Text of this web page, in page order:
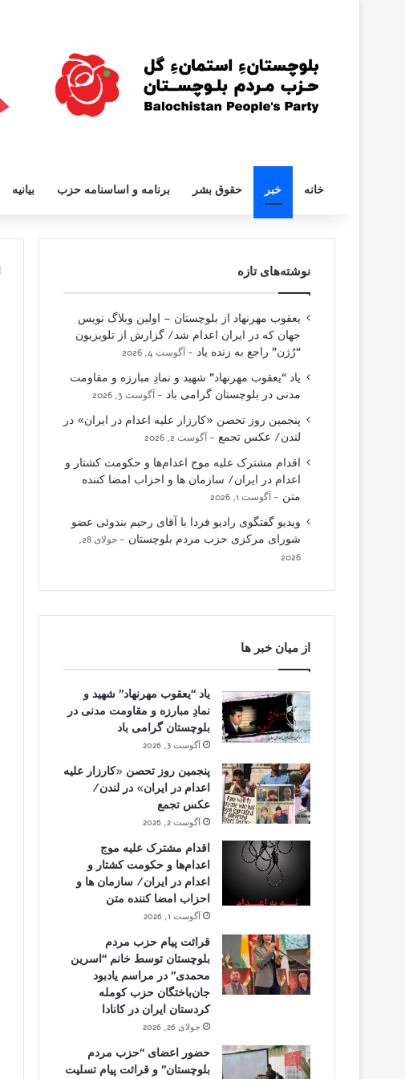
خانه خبر حقوق بشر برنامه و اساسنامه حزب بیانیه
نوشته‌های تازه
یعقوب مهرنهاد از بلوچستان – اولین وبلاگ نویس
جهان که در ایران اعدام شد/ گزارش از تلویزیون
“رُژن” راجع به زنده یاد
آگوست 4, 2026
یاد “یعقوب مهرنهاد” شهید و نمادِ مبارزه و مقاومت
مدنی در بلوچستان گرامی باد
آگوست 3, 2026
پنجمین روز تحصن «کارزار علیه اعدام در ایران» در
لندن/ عکس تجمع
آگوست 2, 2026
اقدام مشترک علیه موج اعدام‌ها و حکومت کشتار و
اعدام در ایران/ سازمان ها و احزاب امضا کننده
متن
آگوست 1, 2026
ویدیو گفتگوی رادیو فردا با آقای رحیم بندوئی عضو
شورای مرکزی حزب مردم بلوچستان
جولای 28,
2026
از میان خبر ها
یاد “یعقوب مهرنهاد” شهید و
نمادِ مبارزه و مقاومت مدنی در
بلوچستان گرامی باد
آگوست 3, 2026
پنجمین روز تحصن «کارزار علیه
اعدام در ایران» در لندن/
عکس تجمع
آگوست 2, 2026
اقدام مشترک علیه موج
اعدام‌ها و حکومت کشتار و
اعدام در ایران/ سازمان ها و
احزاب امضا کننده متن
آگوست 1, 2026
قرائت پیام حزب مردم
بلوچستان توسط خانم “اسرین
محمدی” در مراسم یادبود
جان‌باختگان حزب کومله
کردستان ایران در کانادا
جولای 26, 2026
حضور اعضای “حزب مردم
بلوچستان” و قرائت پیام تسلیت